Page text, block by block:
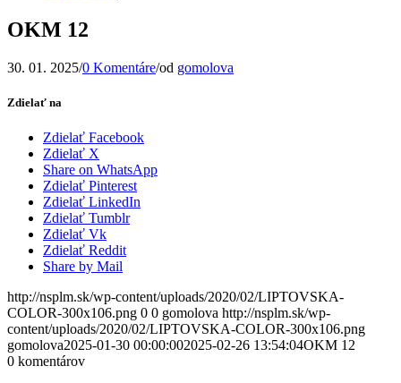
OKM 12
30. 01. 2025/0 Komentáre/od gomolova
Zdielať na
Zdielať Facebook
Zdielať X
Share on WhatsApp
Zdielať Pinterest
Zdielať LinkedIn
Zdielať Tumblr
Zdielať Vk
Zdielať Reddit
Share by Mail
http://nsplm.sk/wp-content/uploads/2020/02/LIPTOVSKA-
COLOR-300x106.png 0 0 gomolova http://nsplm.sk/wp-
content/uploads/2020/02/LIPTOVSKA-COLOR-300x106.png
gomolova2025-01-30 00:00:002025-02-26 13:54:04OKM 12
0 komentárov